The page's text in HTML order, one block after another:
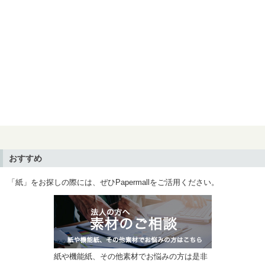
おすすめ
「紙」をお探しの際には、ぜひPapermallをご活用ください。
紙や機能紙、その他素材でお悩みの方は是非